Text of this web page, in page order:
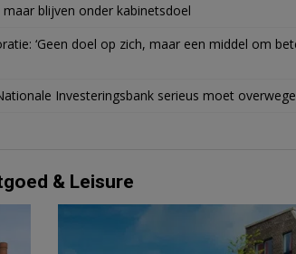
blijven onder kabinetsdoel
‘Geen doel op zich, maar een middel om
Investeringsbank serieus moet
& Leisure